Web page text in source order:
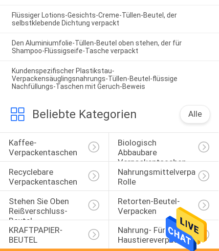
Flüssiger Lotions-Gesichts-Creme-Tüllen-Beutel, der
selbstklebende Dichtung verpackt
Den Aluminiumfolie-Tüllen-Beutel oben stehen, der für
Shampoo-Flüssigseife-Tasche verpackt
Kundenspezifischer Plastikstau-
Verpackensäuglingsnahrungs-Tüllen-Beutel-flüssige
Nachfüllungs-Taschen mit Geruch-Beweis
Beliebte Kategorien Alle
Kaffee-
Verpackentaschen
Biologisch
Abbaubare
Verpackentaschen
Recyclebare
Verpackentaschen
Rolle
Stehen Sie Oben
Reißverschluss-
Beutel
Retorten-Beutel-
Verpacken
KRAFTPAPIER-
BEUTEL
Nahrung- Für
Haustiereverpackentasche